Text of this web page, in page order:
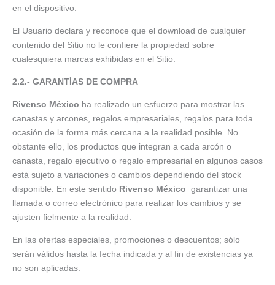
en el dispositivo.
El Usuario declara y reconoce que el download de cualquier
contenido del Sitio no le confiere la propiedad sobre
cualesquiera marcas exhibidas en el Sitio.
2.2.- GARANTÍAS DE COMPRA
Rivenso México ha realizado un esfuerzo para mostrar las
canastas y arcones, regalos empresariales, regalos para toda
ocasión de la forma más cercana a la realidad posible. No
obstante ello, los productos que integran a cada arcón o
canasta, regalo ejecutivo o regalo empresarial en algunos casos
está sujeto a variaciones o cambios dependiendo del stock
disponible. En este sentido Rivenso México garantizar una
llamada o correo electrónico para realizar los cambios y se
ajusten fielmente a la realidad.
En las ofertas especiales, promociones o descuentos; sólo
serán válidos hasta la fecha indicada y al fin de existencias ya
no son aplicadas.